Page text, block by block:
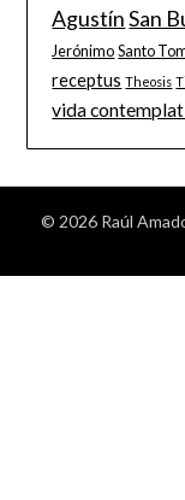
Agustín San
Jerónimo Santo
receptus Theosis
vida
© 2026 Raúl